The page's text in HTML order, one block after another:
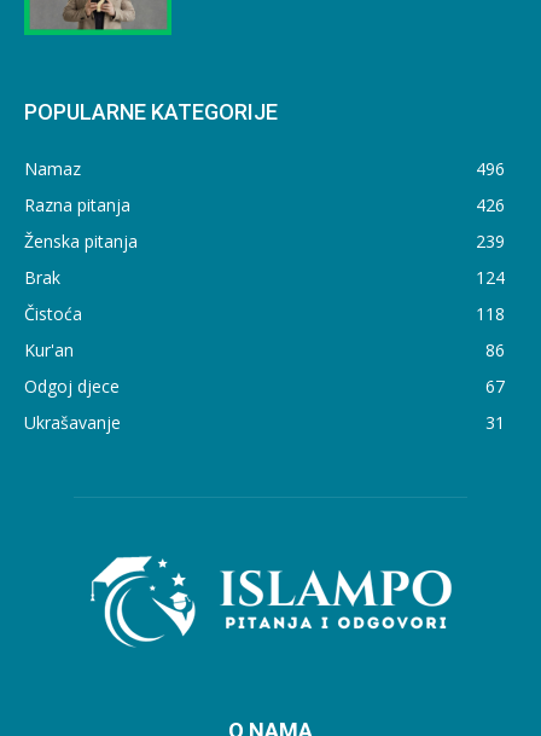
POPULARNE KATEGORIJE
Namaz
496
Razna pitanja
426
Ženska pitanja
239
Brak
124
Čistoća
118
Kur'an
86
Odgoj djece
67
Ukrašavanje
31
O NAMA